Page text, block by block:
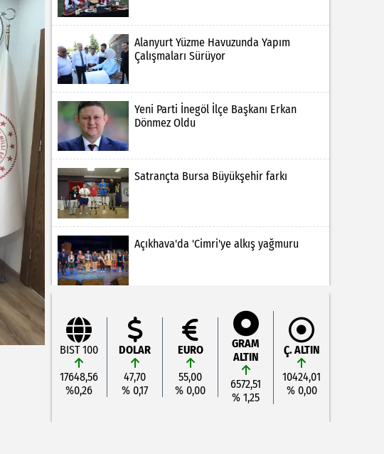
Alanyurt Yüzme Havuzunda Yapım
Çalışmaları Sürüyor
Yeni Parti İnegöl İlçe Başkanı Erkan
Dönmez Oldu
Satrançta Bursa Büyükşehir farkı
Açıkhava'da 'Cimri'ye alkış yağmuru
BIST 100
17648,56
%0,26
DOLAR
47,70
% 0,17
EURO
55,00
% 0,00
GRAM
ALTIN
6572,51
% 1,25
Ç. ALTIN
10424,01
% 0,00